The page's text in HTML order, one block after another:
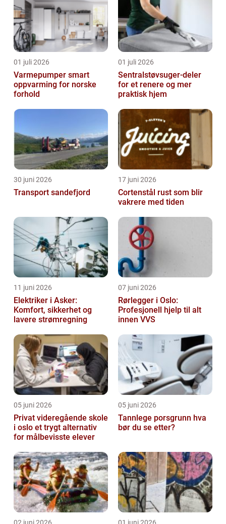
01 juli 2026
Varmepumper smart
oppvarming for norske
forhold
01 juli 2026
Sentralstøvsuger-deler
for et renere og mer
praktisk hjem
30 juni 2026
Transport sandefjord
17 juni 2026
Cortenstål rust som blir
vakrere med tiden
11 juni 2026
Elektriker i Asker:
Komfort, sikkerhet og
lavere strømregning
07 juni 2026
Rørlegger i Oslo:
Profesjonell hjelp til alt
innen VVS
05 juni 2026
Privat videregående skole
i oslo et trygt alternativ
for målbevisste elever
05 juni 2026
Tannlege porsgrunn hva
bør du se etter?